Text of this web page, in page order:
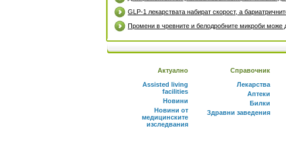
GLP-1 лекарствата набират скорост, а
Промени в чревните и белодробните микроби може
Актуално
Assisted living
facilities
Новини
Новини от
медицинските
изследвания
Справочник
Лекарства
Аптеки
Билки
Здравни заведения